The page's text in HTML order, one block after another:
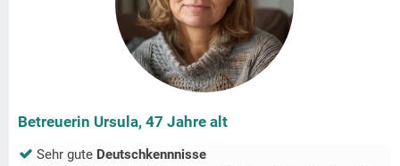
Betreuerin Ursula, 47 Jahre alt
Sehr gute Deutschkennnisse